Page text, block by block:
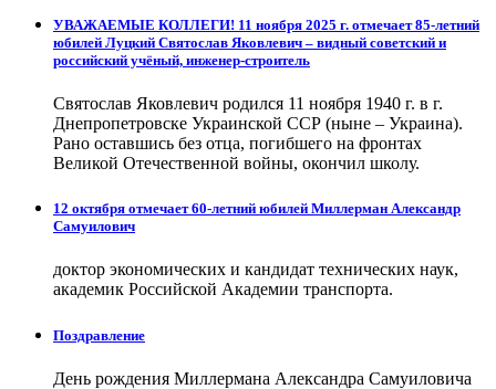
УВАЖАЕМЫЕ КОЛЛЕГИ! 11 ноября 2025 г. отмечает 85-летний
юбилей Луцкий Святослав Яковлевич – видный советский и
российский учёный, инженер-строитель
Святослав Яковлевич родился 11 ноября 1940 г. в г.
Днепропетровске Украинской ССР (ныне – Украина).
Рано оставшись без отца, погибшего на фронтах
Великой Отечественной войны, окончил школу.
12 октября отмечает 60-летний юбилей Миллерман Александр
Самуилович
доктор экономических и кандидат технических наук,
академик Российской Академии транспорта.
Поздравление
День рождения Миллермана Александра Самуиловича